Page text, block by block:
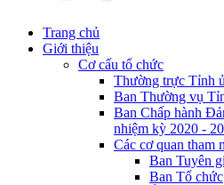
Trang chủ
Giới thiệu
Cơ cấu tổ chức
Thường trực Tỉnh
Ban Thường vụ
Ban Chấp hành
nhiệm kỳ 2020 -
Các cơ quan tham
Ban Tuyên
Ban Tổ chức